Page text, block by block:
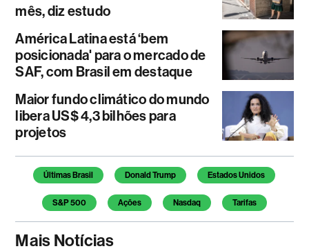
mês, diz estudo
América Latina está ‘bem
posicionada' para o mercado de
SAF, com Brasil em destaque
Maior fundo climático do mundo
libera US$ 4,3 bilhões para
projetos
Temas deste artigo
Últimas Brasil Donald Trump Estados Unidos
S&P 500 Ações Nasdaq Tarifas
Mais Notícias